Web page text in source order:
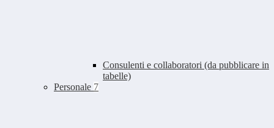
Consulenti e collaboratori (da pubblicare in
tabelle)
Personale 7